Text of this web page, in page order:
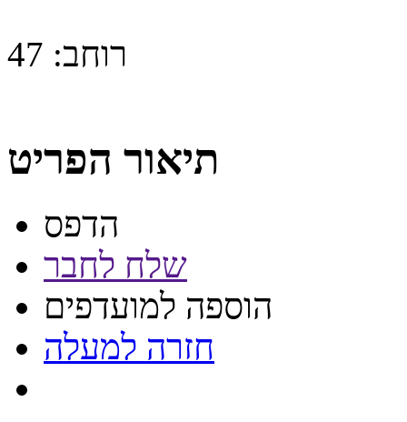
רוחב: 47
תיאור הפריט
הדפס
שלח לחבר
הוספה למועדפים
חזרה למעלה